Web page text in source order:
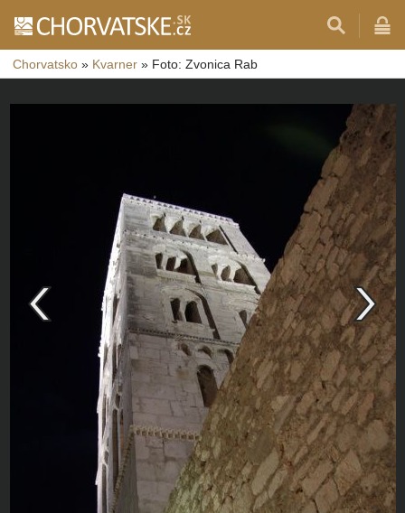
Chorvatsko » Kvarner » Foto: Zvonica Rab